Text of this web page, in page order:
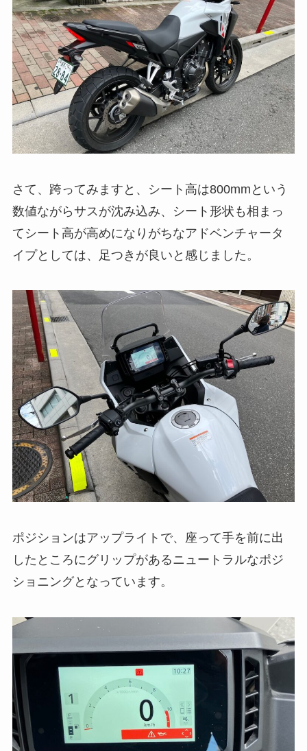
さて、跨ってみますと、シート高は800mmという
数値ながらサスが沈み込み、シート形状も相まっ
てシート高が高めになりがちなアドベンチャータ
イプとしては、足つきが良いと感じました。
ポジションはアップライトで、座って手を前に出
したところにグリップがあるニュートラルなポジ
ショニングとなっています。